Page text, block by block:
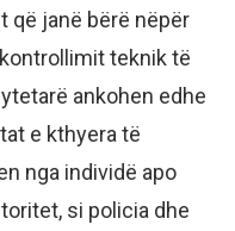
që janë bërë nëpër
teknik të
ankohen edhe
e kthyera të
nga individë apo
si policia dhe